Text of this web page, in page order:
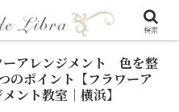
ーアレンジメント 色を整
のポイント【フラワーア
ント教室｜横浜】
検索